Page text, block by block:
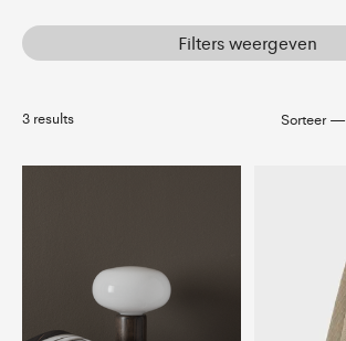
Filters weergeven
3 results Sorteer —